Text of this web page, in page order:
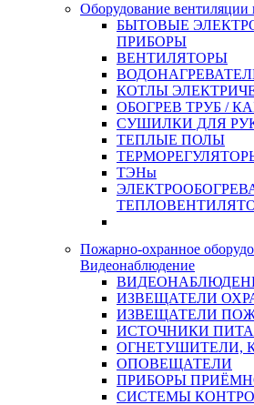
Оборудование вентиляции
БЫТОВЫЕ
ПРИБОРЫ
ВЕНТИЛЯТОРЫ
КОТЛЫ
ОБОГРЕВ ТРУБ /
СУШИЛКИ ДЛЯ
ТЕПЛЫЕ ПОЛЫ
ТЭНы
Пожарно-охранное
Видеонаблюдение
ИЗВЕЩАТЕЛИ
ИЗВЕЩАТЕЛИ
ИСТОЧНИКИ
ОГНЕТУШИТЕЛИ,
ОПОВЕЩАТЕЛИ
ПРИБОРЫ
СИСТЕМЫ